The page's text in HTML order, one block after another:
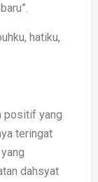
hatiku,
positif yang
teringat
dahsyat